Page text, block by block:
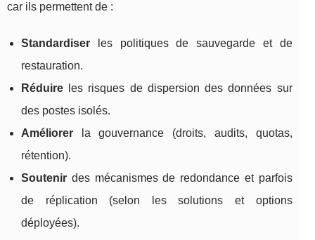
car ils permettent de :
Standardiser les politiques de sauvegarde et de
restauration.
Réduire les risques de dispersion des données sur
des postes isolés.
Améliorer la gouvernance (droits, audits, quotas,
rétention).
Soutenir des mécanismes de redondance et parfois
de réplication (selon les solutions et options
déployées).